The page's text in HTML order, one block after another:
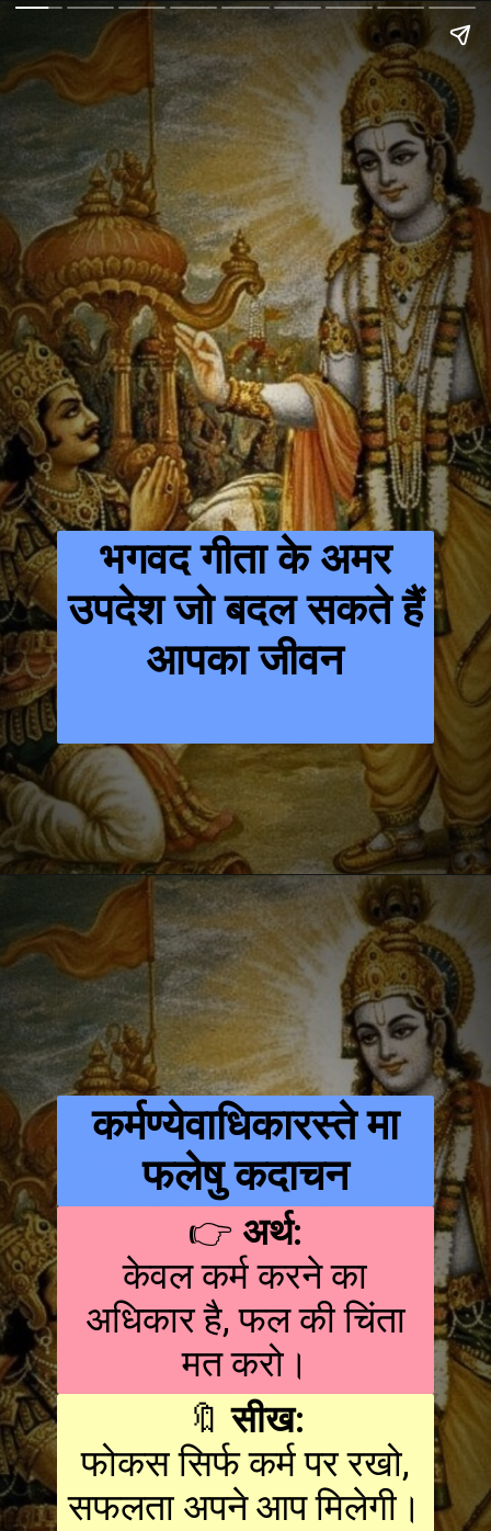
भगवद गीता के अमर
उपदेश जो बदल सकते हैं
आपका जीवन
कर्मण्येवाधिकारस्ते मा
फलेषु कदाचन
👉अर्थ:
केवल कर्म करने का
अधिकार है, फल की चिंता
मत करो।
🔖सीख:
फोकस सिर्फ कर्म पर रखो,
सफलता अपने आप मिलेगी।